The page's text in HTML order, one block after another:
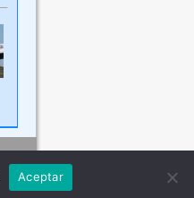
Aceptar